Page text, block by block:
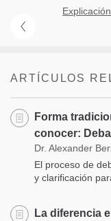
ARTÍCULOS
Forma
conocer:
Dr. Alexander
El proceso de
y clarificación
La diferencia